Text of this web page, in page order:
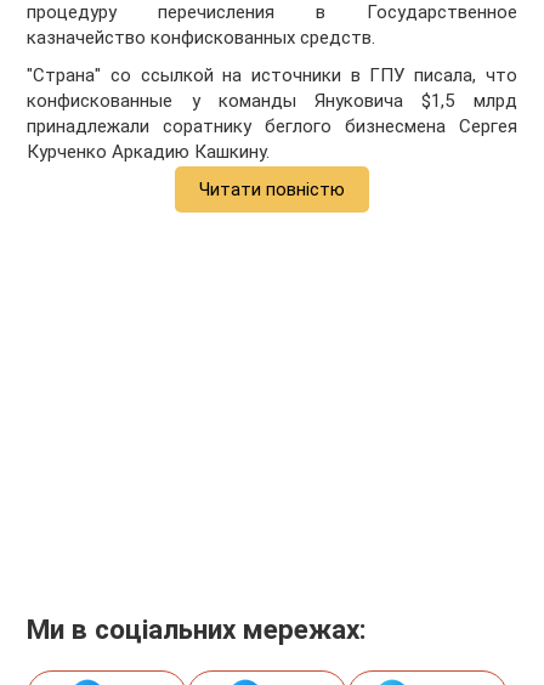
процедуру перечисления в Государственное
казначейство конфискованных средств.
"Страна" со ссылкой на источники в ГПУ писала, что
конфискованные у команды Януковича $1,5 млрд
принадлежали соратнику беглого бизнесмена Сергея
Курченко Аркадию Кашкину.
Читати повністю
Ми в соціальних мережах: